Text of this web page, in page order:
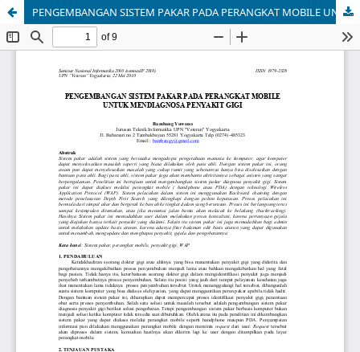
PENGEMBANGAN SISTEM PAKAR PADA PERANGKAT MOBILE UNTUK MENDIAGNOSA PENYAKIT GIGI